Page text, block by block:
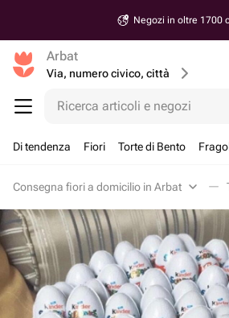
Negozi in oltre 1700
Arbat
Via, numero civico, città
Ricerca articoli e negozi
Di tendenza Fiori Torte di Bento
Consegna fiori a domicilio in Arbat